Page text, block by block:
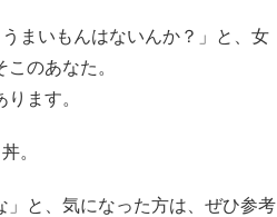
まいもんはないんか？」と、女
のあなた。
ます。
。
」と、気になった方は、ぜひ参考